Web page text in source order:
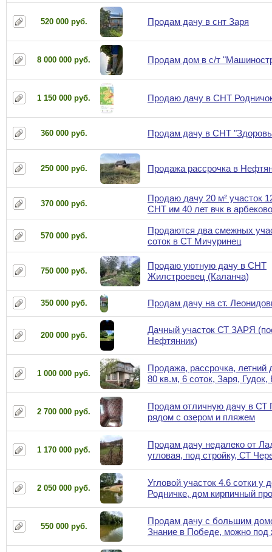
520 000 руб. Продам дачу в снт Заря
8 000 000 руб. Продам дом в с/т
1 150 000 руб. Продаю дачу в СНТ
360 000 руб. Продам дачу в СНТ
250 000 руб. Продажа рассрочка в
370 000 руб.
Продаю дачу 20 м² участок
СНТ им 40 лет вчк в арбеково
570 000 руб.
Продаются два смежных
соток в СТ Мичуринец
750 000 руб.
Продаю уютную дачу в СНТ
Жилстроевец (Каланча)
350 000 руб. Продам дачу на ст.
200 000 руб.
Дачный участок СТ ЗАРЯ
Нефтянник)
1 000 000 руб.
Продажа, рассрочка, летний
80 кв.м, 6 соток, Заря,
2 700 000 руб.
Продам отличную дачу в СТ
рядом с озером и пляжем
1 170 000 руб.
Продам дачу недалеко от
угловая, под стройку, СТ
2 050 000 руб.
Угловой участок 4.6 сотки у
Родничке, дом кирпичный
550 000 руб.
Продам дачу с большим
Знание в Победе, можно под